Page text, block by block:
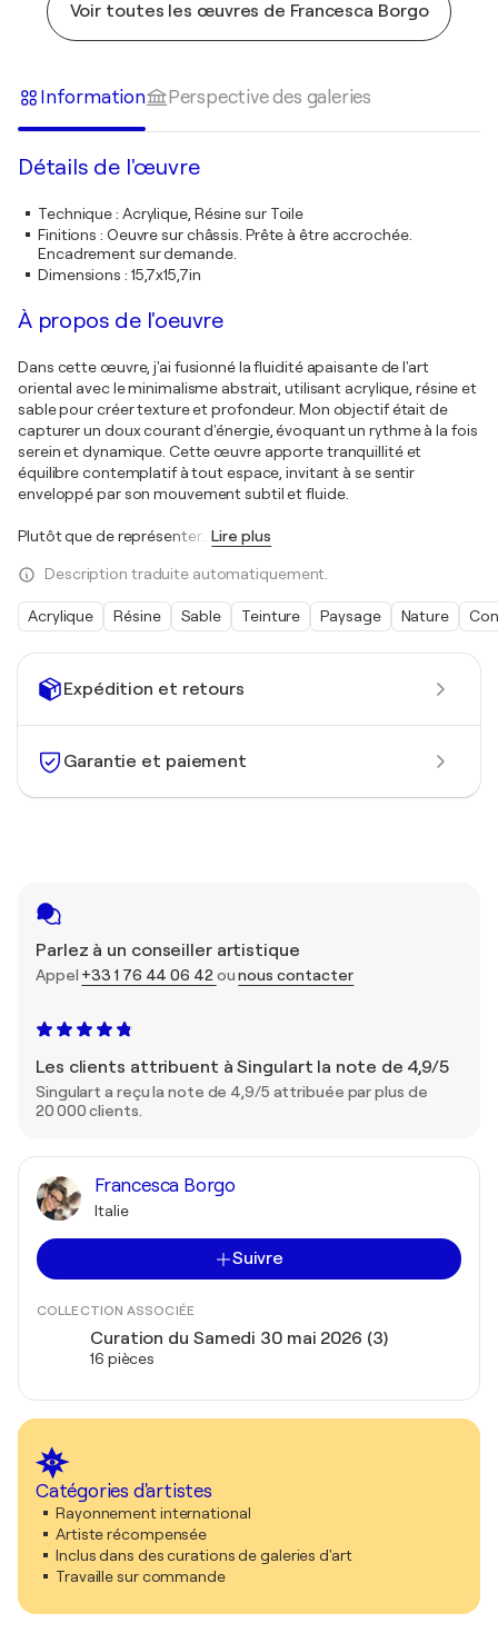
Expédition et retours
Garantie et paiement
Parlez à un conseiller artistique
Appel +33 1 76 44 06 42 ounous contacter
Les clients attribuent à Singulart la note de 4,9/5
Singulart a reçu la note de 4,9/5 attribuée par plus de
20 000 clients.
Francesca Borgo
Italie
Suivre
COLLECTION ASSOCIÉE
Curation du Samedi 30 mai 2026 (3)
16 pièces
Catégories d'artistes
Rayonnement international
Artiste récompensée
Inclus dans des curations de galeries d'art
Travaille sur commande
Voir toutes les œuvres de Francesca Borgo
Information Perspective des galeries
Détails de l'œuvre
Technique: Acrylique, Résine sur Toile
Finitions : Oeuvre sur châssis. Prête à être accrochée.
Encadrement sur demande.
Dimensions : 15,7x15,7in
À propos de l'oeuvre
Dans cette œuvre, j'ai fusionné la fluidité apaisante de l'art
oriental avec le minimalisme abstrait, utilisant acrylique, résine et
sable pour créer texture et profondeur. Mon objectif était de
capturer un doux courant d'énergie, évoquant un rythme à la fois
serein et dynamique. Cette œuvre apporte tranquillité et
équilibre contemplatif à tout espace, invitant à se sentir
enveloppé par son mouvement subtil et fluide.
Plutôt que de représenter… Lire plus
Description traduite automatiquement.
Acrylique Résine Sable Teinture Paysage Nature